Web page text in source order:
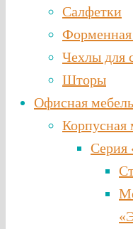
Салфетки
Форменная
Чехлы для
Шторы
Офисная мебель
Корпусная
Серия